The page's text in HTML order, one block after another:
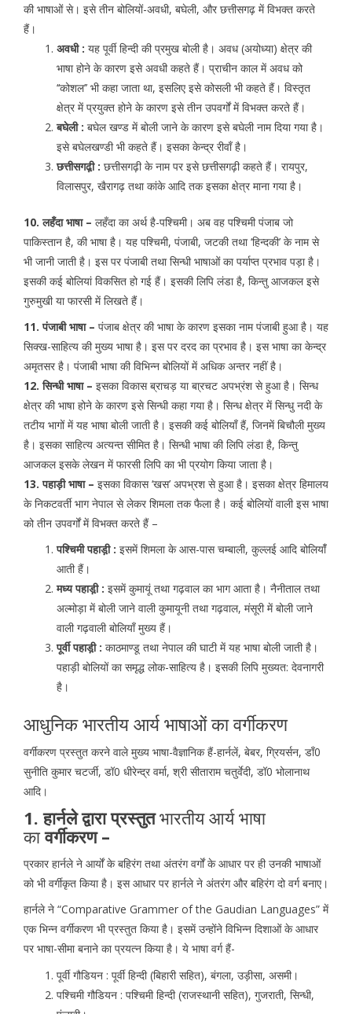
की भाषाओं से। इसे तीन बोलियों-अवधी, बघेली, और छत्तीसगढ़ में विभक्त करते
हैं।
अवधी : यह पूर्वी हिन्दी की प्रमुख बोली है। अवध (अयोध्या) क्षेत्र की
भाषा होने के कारण इसे अवधी कहते हैं। प्राचीन काल में अवध को
‘‘कोशल’’ भी कहा जाता था, इसलिए इसे कोसली भी कहते हैं। विस्तृत
क्षेत्र में प्रयुक्त होने के कारण इसे तीन उपवर्गों में विभक्त करते हैं।
बघेली : बघेल खण्ड में बोली जाने के कारण इसे बघेली नाम दिया गया है।
इसे बघेलखण्डी भी कहते हैं। इसका केन्द्र रीवाँ है।
छत्तीसगढ़ी़ : छत्तीसगढ़ी के नाम पर इसे छत्तीसगढ़ी कहते हैं। रायपुर,
विलासपुर, खैरागढ़ तथा कांके आदि तक इसका क्षेत्र माना गया है।
10. लहँदा भाषा – लहँदा का अर्थ है-पश्चिमी। अब वह पश्चिमी पंजाब जो
पाकिस्तान है, की भाषा है। यह पश्चिमी, पंजाबी, जटकी तथा ‘हिन्दकी’ के नाम से
भी जानी जाती है। इस पर पंजाबी तथा सिन्धी भाषाओं का पर्याप्त प्रभाव पड़ा है।
इसकी कई बोलियां विकसित हो गई हैं। इसकी लिपि लंडा है, किन्तु आजकल इसे
गुरुमुखी या फारसी में लिखते हैं।
11. पंजाबी भाषा – पंजाब क्षेत्र की भाषा के कारण इसका नाम पंजाबी हुआ है। यह
सिक्ख-साहित्य की मुख्य भाषा है। इस पर दरद का प्रभाव है। इस भाषा का केन्द्र
अमृतसर है। पंजाबी भाषा की विभिन्न बोलियों में अधिक अन्तर नहीं है।
12. सिन्धी भाषा – इसका विकास ब्राचड़ या बा्रचट अपभ्रंश से हुआ है। सिन्ध
क्षेत्र की भाषा होने के कारण इसे सिन्धी कहा गया है। सिन्ध क्षेत्र में सिन्धु नदी के
तटीय भागों में यह भाषा बोली जाती है। इसकी कई बोलियाँ हैं, जिनमें बिचौली मुख्य
है। इसका साहित्य अत्यन्त सीमित है। सिन्धी भाषा की लिपि लंडा है, किन्तु
आजकल इसके लेखन में फारसी लिपि का भी प्रयोग किया जाता है।
13. पहाड़ी भाषा – इसका विकास ‘खस’ अपभ्रश से हुआ है। इसका क्षेत्र हिमालय
के निकटवर्ती भाग नेपाल से लेकर शिमला तक फैला है। कई बोलियों वाली इस भाषा
को तीन उपवर्गों में विभक्त करते हैं –
पश्चिमी पहाड़ी़ : इसमें शिमला के आस-पास चम्बाली, कुल्लई आदि बोलियाँं
आती हैं।
मध्य पहाड़ी़ : इसमें कुमायूं तथा गढ़वाल का भाग आता है। नैनीताल तथा
अल्मोड़ा में बोली जाने वाली कुमायूनी तथा गढ़वाल, मंसूरी में बोली जाने
वाली गढ़वाली बोलियाँ मुख्य हैं।
पूर्वी पहाड़ी़ : काठमाण्डू तथा नेपाल की घाटी में यह भाषा बोली जाती है।
पहाड़ी बोलियों का समृद्ध लोक-साहित्य है। इसकी लिपि मुख्यत: देवनागरी
है।
आधुनिक भारतीय आर्य भाषाओं का वर्गीकरण
वर्गीकरण प्रस्तुत करने वाले मुख्य भाषा-वैज्ञानिक हैं-हार्नलें, बेबर, ग्रियर्सन, डाँ0
सुनीति कुमार चटर्जी, डॉ0 धीरेन्द्र वर्मा, श्री सीताराम चतुर्वेदी, डॉ0 भोलानाथ
आदि।
1. हार्नले द्वारा प्रस्तुतभारतीय आर्य भाषा
कावर्गीकरण –
प्रकार हार्नले ने आर्यों के बहिरंग तथा अंतरंग वर्गों के आधार पर ही उनकी भाषाओं
को भी वर्गीकृत किया है। इस आधार पर हार्नले ने अंतरंग और बहिरंग दो वर्ग बनाए।
हार्नले ने “Comparative Grammer of the Gaudian Languages” में
एक भिन्न वर्गीकरण भी प्रस्तुत किया है। इसमें उन्होंने विभिन्न दिशाओं के आधार
पर भाषा-सीमा बनाने का प्रयत्न किया है। ये भाषा वर्ग हैं-
पूर्वी गौडियन : पूर्वी हिन्दी (बिहारी सहित), बंगला, उड़ीसा, असमी।
पश्चिमी गौडियन : पश्चिमी हिन्दी (राजस्थानी सहित), गुजराती, सिन्धी,